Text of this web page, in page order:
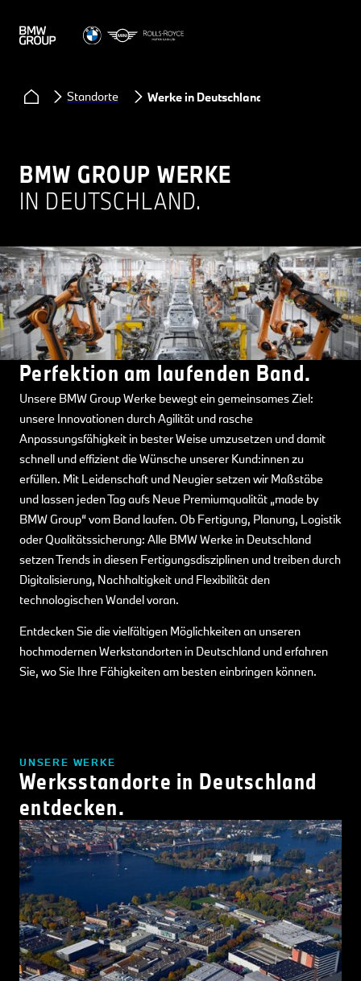
Standorte Werke in Deutschland
BMW GROUP WERKE
IN DEUTSCHLAND.
Perfektion am laufenden Band.
Unsere BMW Group Werke bewegt ein gemeinsames Ziel:
unsere Innovationen durch Agilität und rasche
Anpassungsfähigkeit in bester Weise umzusetzen und damit
schnell und effizient die Wünsche unserer Kund:innen zu
erfüllen. Mit Leidenschaft und Neugier setzen wir Maßstäbe
und lassen jeden Tag aufs Neue Premiumqualität „made by
BMW Group“ vom Band laufen. Ob Fertigung, Planung, Logistik
oder Qualitätssicherung: Alle BMW Werke in Deutschland
setzen Trends in diesen Fertigungsdisziplinen und treiben durch
Digitalisierung, Nachhaltigkeit und Flexibilität den
technologischen Wandel voran.
Entdecken Sie die vielfältigen Möglichkeiten an unseren
hochmodernen Werkstandorten in Deutschland und erfahren
Sie, wo Sie Ihre Fähigkeiten am besten einbringen können.
UNSERE WERKE
Werksstandorte in Deutschland
entdecken.